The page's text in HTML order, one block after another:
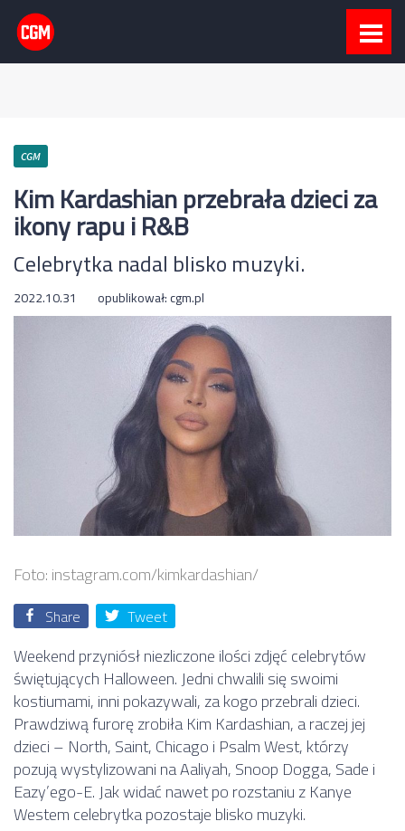
CGM
Kim Kardashian przebrała dzieci za
ikony rapu i R&B
Celebrytka nadal blisko muzyki.
2022.10.31 opublikował:cgm.pl
Foto: instagram.com/kimkardashian/
Share Tweet
Weekend przyniósł niezliczone ilości zdjęć celebrytów
świętujących Halloween. Jedni chwalili się swoimi
kostiumami, inni pokazywali, za kogo przebrali dzieci.
Prawdziwą furorę zrobiła Kim Kardashian, a raczej jej
dzieci – North, Saint, Chicago i Psalm West, którzy
pozują wystylizowani na Aaliyah, Snoop Dogga, Sade i
Eazy’ego-E. Jak widać nawet po rozstaniu z Kanye
Westem celebrytka pozostaje blisko muzyki.